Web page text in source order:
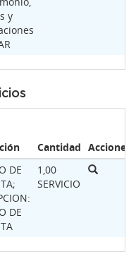
y
Cantidad Acciones
DE
DE
1,00
SERVICIO